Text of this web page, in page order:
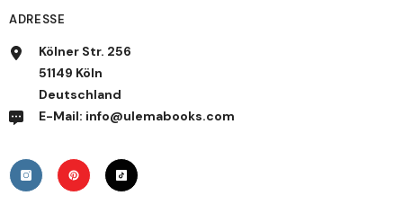
ADRESSE
Kölner Str. 256
51149 Köln
Deutschland
E-Mail: info@ulemabooks.com